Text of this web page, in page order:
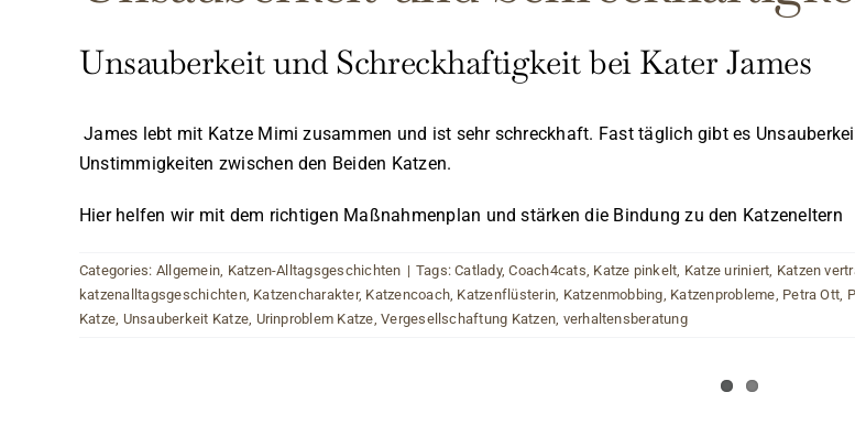
Unsauberkeit und Schreckhaftigkeit bei Kater James
James lebt mit Katze Mimi zusammen und ist sehr schreckhaft. Fast täglich gibt es
Unstimmigkeiten zwischen den Beiden Katzen.
Hier helfen wir mit dem richtigen Maßnahmenplan und stärken die Bindung zu den Katzeneltern
Categories: Allgemein Katzen-Alltagsgeschichten | Tags:Catlady,Coach4cats Katze pinkelt Katze uriniert Katzen
katzenalltagsgeschichten, Katzencharakter, Katzencoach, Katzenflüsterin Katzenmobbing Katzenprobleme Petra Ott
Katze Unsauberkeit Katze Urinproblem Katze ,Vergesellschaftung Katzen verhaltensberatung